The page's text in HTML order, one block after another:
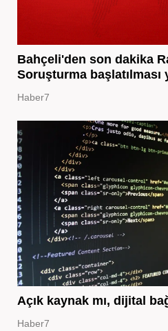
Bahçeli'den son dakika
Soruşturma başlatılması
Haber7
Açık kaynak mı, dijital
Haber7